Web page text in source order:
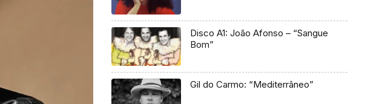
Disco A1: João Afonso – “Sangue
Bom”
Gil do Carmo: “Mediterrâneo”